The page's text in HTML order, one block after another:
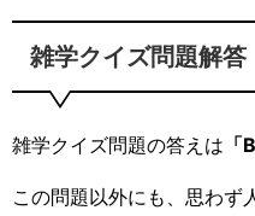
雑学クイズ問題解答
雑学クイズ問題の答えは 「
この問題以外にも、思わず